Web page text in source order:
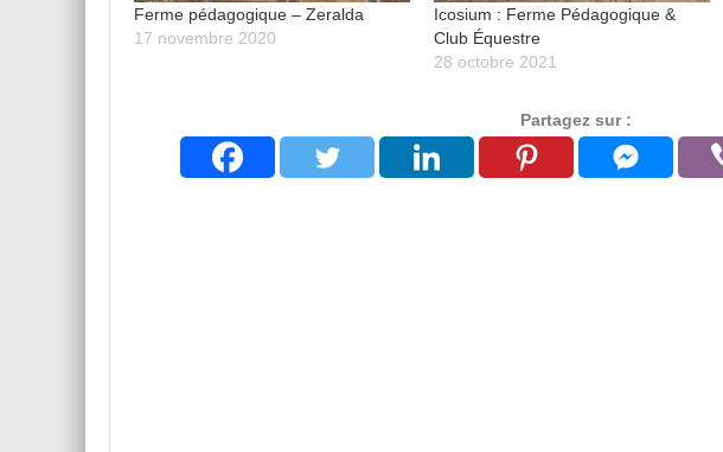
Ferme pédagogique – Zeralda
17 novembre 2020
Icosium : Ferme Pédagogique &
Club Équestre
28 octobre 2021
Partagez sur :